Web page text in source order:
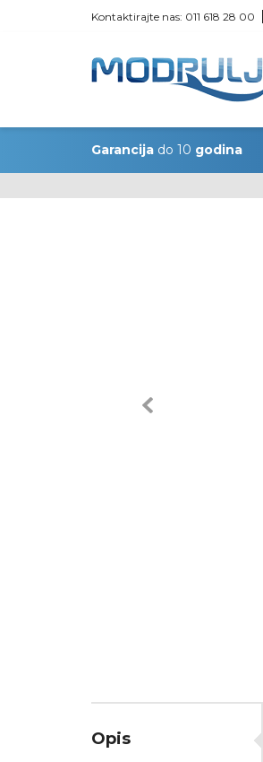
Kontaktirajte nas: 011 618 28 00
Garancija do 10 godina
Previous
Opis